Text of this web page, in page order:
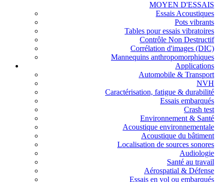
MOYEN D'ESSAIS
Essais Acoustiques
Pots vibrants
Tables pour essais vibratoires
Contrôle Non Destructif
Corrélation d'images (DIC)
Mannequins anthropomorphiques
Applications
Automobile & Transport
NVH
Caractérisation, fatigue & durabilité
Essais embarqués
Crash test
Environnement & Santé
Acoustique environnementale
Acoustique du bâtiment
Localisation de sources sonores
Audiologie
Santé au travail
Aérospatial & Défense
Essais en vol ou embarqués